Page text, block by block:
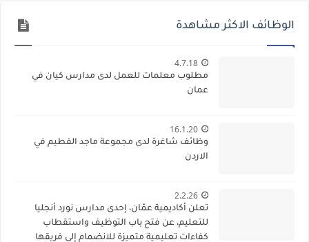
الوظائف الاكثر مشاهدة
4.7.18
مطلوب معلمات للعمل لدى مدارس كيان في
عمان
16.1.20
وظائف شاغرة لدى مجموعة ماجد الفطيم في
الاردن
2.2.26
تعلن أكاديمية عمّان، إحدى مدارس نورد أنجليا
للتعليم، عن فتح باب التوظيف واستقطاب
كفاءات تعليمية متميزة للانضمام إلى فريقها